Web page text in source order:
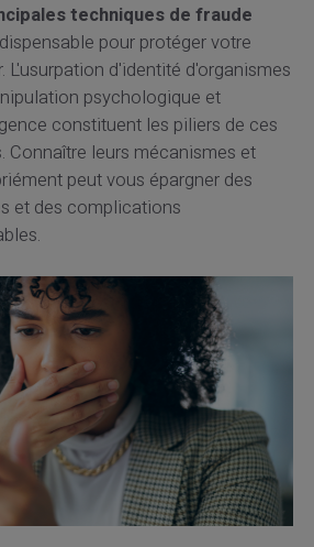
techniques de fraude
pour protéger votre
L'usurpation d'identité d'organismes
psychologique et
constituent les piliers de ces
Connaître leurs mécanismes et
peut vous épargner des
et des complications